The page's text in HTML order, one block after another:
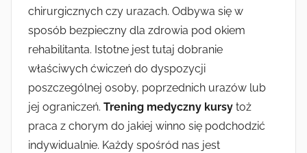
chirurgicznych czy urazach. Odbywa się w
sposób bezpieczny dla zdrowia pod okiem
rehabilitanta. Istotne jest tutaj dobranie
właściwych ćwiczeń do dyspozycji
poszczególnej osoby, poprzednich urazów lub
jej ograniczeń. Trening medyczny kursy toż
praca z chorym do jakiej winno się podchodzić
indywidualnie. Każdy spośród nas jest